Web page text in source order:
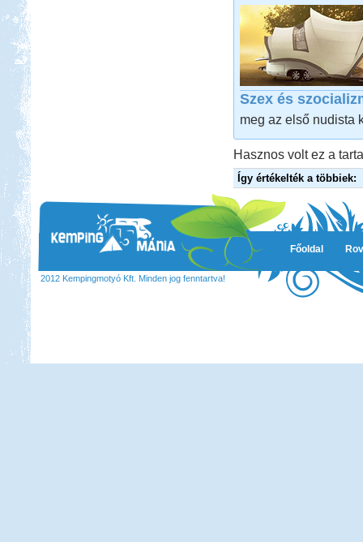
Szex és
meg az első nudista
Hasznos volt ez a
Így értékelték a többiek:
Főoldal
2012 Kempingmotyó Kft. Minden jog fenntartva!